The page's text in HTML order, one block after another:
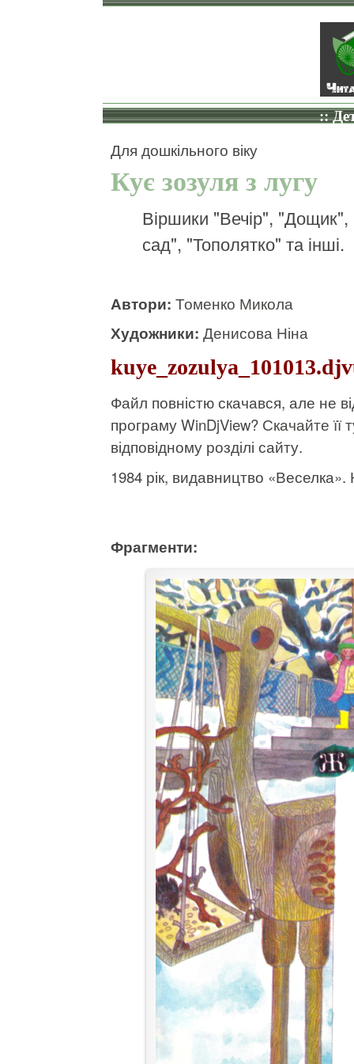
::
Для дошкільного віку
Кує зозуля з лугу
Віршики "Вечір", "Дощик",
сад", "Тополятко" та інші.
Автори: Томенко Микола
Художники: Денисова Ніна
Файл повністю скачався, але не
програму WinDjView? Скачайте її
відповідному розділі сайту.
1984 рік, видавництво «Веселка».
Фрагменти: